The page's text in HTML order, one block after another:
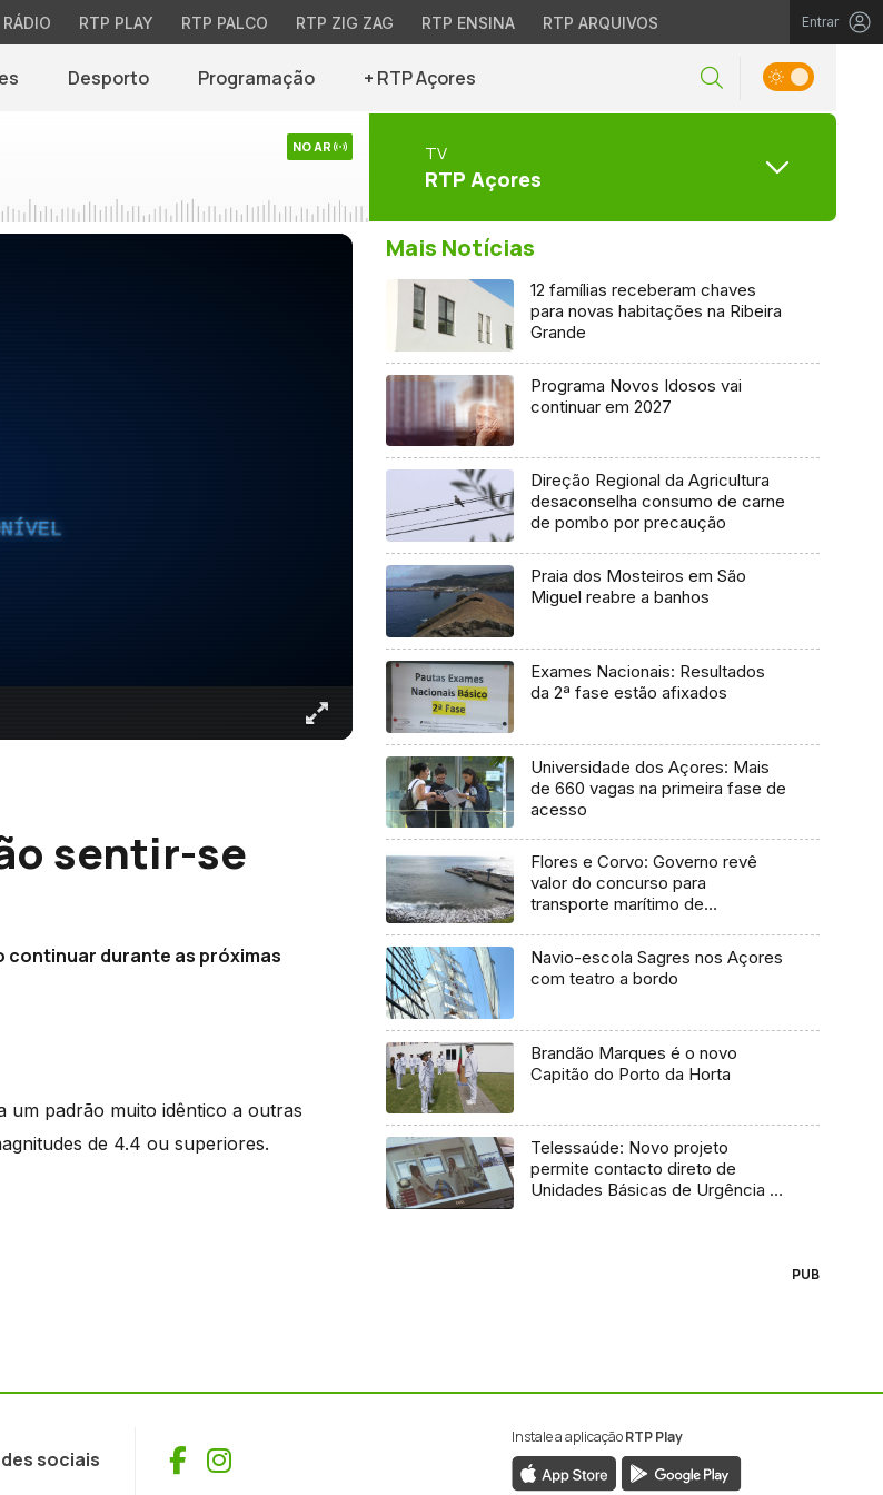
RÁDIO RTP PLAY RTP PALCO RTP ZIG ZAG RTP ENSINA RTP ARQUIVOS Entrar
Desporto Programação + RTP Açores
NO AR TV
RTP Açores
sentir-se
continuar durante as próximas
um padrão muito idêntico a outras
de 4.4 ou superiores.
Mais Notícias
12 famílias receberam chaves
para novas habitações na Ribeira
Grande
Programa Novos Idosos vai
continuar em 2027
Direção Regional da Agricultura
desaconselha consumo de carne
de pombo por precaução
Praia dos Mosteiros em São
Miguel reabre a banhos
Exames Nacionais: Resultados
da 2ª fase estão afixados
Universidade dos Açores: Mais
de 660 vagas na primeira fase de
acesso
Flores e Corvo: Governo revê
valor do concurso para
transporte marítimo de
Navio-escola Sagres nos Açores
com teatro a bordo
Brandão Marques é o novo
Capitão do Porto da Horta
Telessaúde: Novo projeto
permite contacto direto de
Unidades Básicas de Urgência e
PUB
sociais Facebook
Instagram
Instale a aplicaçãoRTP Play